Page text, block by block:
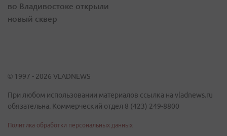
во Владивостоке открыли
новый сквер
© 1997 - 2026 VLADNEWS
При любом использовании материалов ссылка на vladnews.ru
обязательна. Коммерческий отдел 8 (423) 249-8800
Политика обработки персональных данных